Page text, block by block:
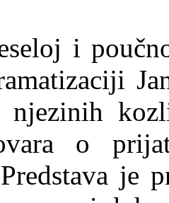
i
njezinih
o
je